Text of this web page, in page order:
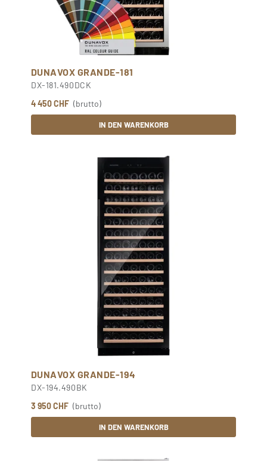
DUNAVOX GRANDE-181
DX-181.490DCK
4 450 CHF (brutto)
IN DEN WARENKORB
DUNAVOX GRANDE-194
DX-194.490BK
3 950 CHF (brutto)
IN DEN WARENKORB